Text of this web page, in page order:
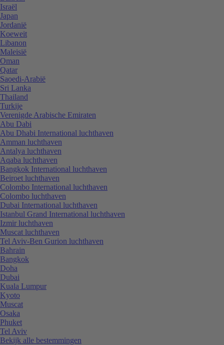
Israël
Japan
Jordanië
Koeweit
Libanon
Maleisië
Oman
Qatar
Saoedi-Arabië
Sri Lanka
Thailand
Turkije
Verenigde Arabische Emiraten
Abu Dabi
Abu Dhabi International luchthaven
Amman luchthaven
Antalya luchthaven
Aqaba luchthaven
Bangkok International luchthaven
Beiroet luchthaven
Colombo International luchthaven
Colombo luchthaven
Dubai International luchthaven
Istanbul Grand International luchthaven
Izmir luchthaven
Muscat luchthaven
Tel Aviv-Ben Gurion luchthaven
Bahrain
Bangkok
Doha
Dubai
Kuala Lumpur
Kyoto
Muscat
Osaka
Phuket
Tel Aviv
Bekijk alle bestemmingen